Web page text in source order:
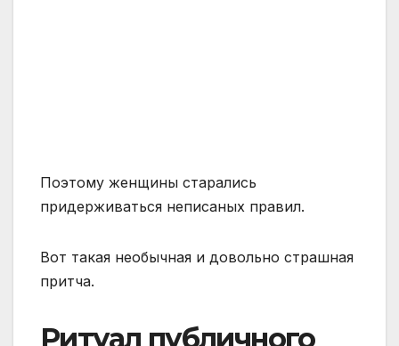
Поэтому женщины старались
придерживаться неписаных правил.
Вот такая необычная и довольно страшная
притча.
Ритуал публичного